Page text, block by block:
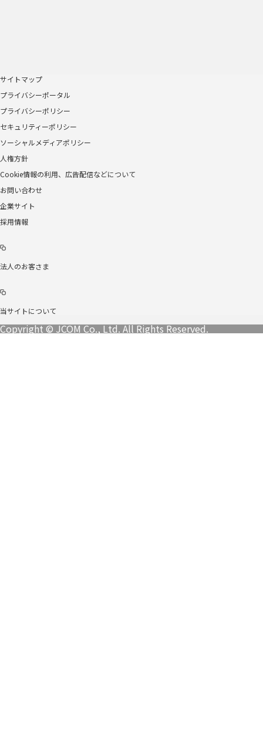
サイトマップ
プライバシーポータル
プライバシーポリシー
セキュリティーポリシー
ソーシャルメディアポリシー
人権方針
Cookie情報の利用、広告配信などについて
お問い合わせ
企業サイト
採用情報
法人のお客さま
当サイトについて
Copyright © JCOM Co., Ltd. All Rights Reserved.